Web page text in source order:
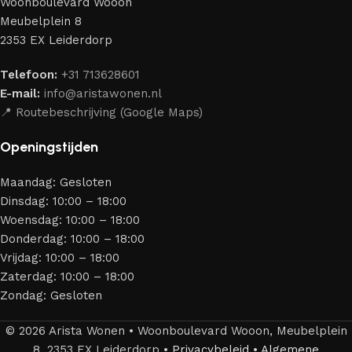
Ons assortiment bestaat uit producten van betrouwbare
merken die al jarenlang hun vakmanschap en eerlijkheid
bewijzen. Al onze leveranciers garanderen meubels van
aantrekkelijk design en optimale veiligheid — zodat je
jarenlang kunt genieten van jouw interieur.
Meubelplein 8
2353 EX Leiderdorp
Telefoon: +31 713628601
E-mail: info@aristawonen.nl
📍 Routebeschrijving (Google Maps)
Openingstijden
Maandag: Gesloten
Dinsdag: 10:00 – 18:00
Woensdag: 10:00 – 18:00
Donderdag: 10:00 – 18:00
Vrijdag: 10:00 – 18:00
Zaterdag: 10:00 – 18:00
Zondag: Gesloten
© 2026 Arista Wonen • Woonboulevard Wooon, Meubelplein